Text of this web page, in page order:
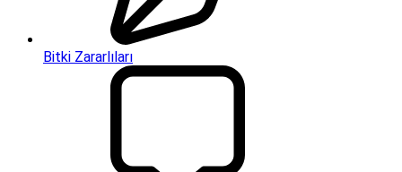
Bitki Zararlıları